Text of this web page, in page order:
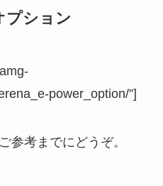
プション
power_option/”]
参考までにどうぞ。